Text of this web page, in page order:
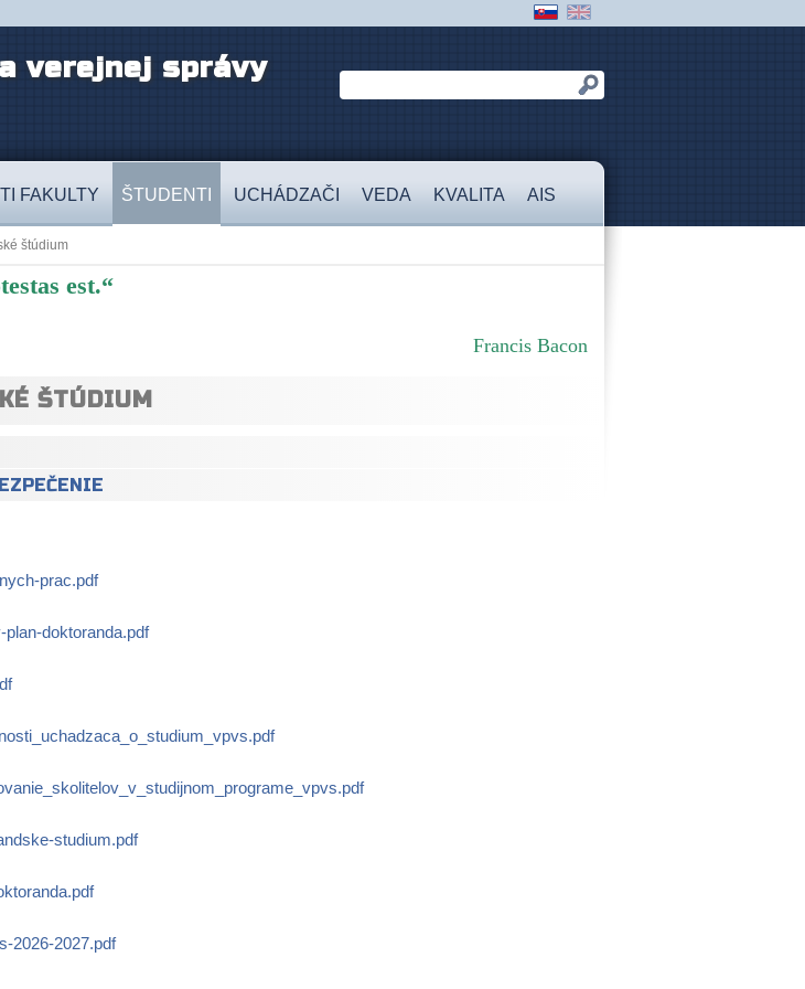
verejnej správy
FAKULTY ŠTUDENTI UCHÁDZAČI VEDA KVALITA AIS
štúdium
est.“
Francis Bacon
ŠTÚDIUM
prac.pdf
plan-doktoranda.pdf
studium.pdf
2026-2027.pdf